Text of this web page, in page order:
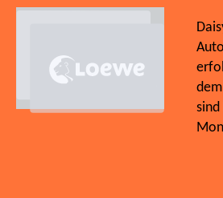
sind